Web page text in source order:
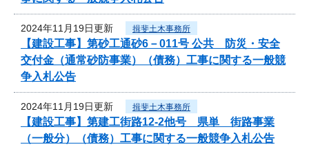
2024年11月19日更新 揖斐土木事務所
【建設工事】第砂工通砂6－011号 公共 防災・安全
交付金（通常砂防事業）（債務）工事に関する一般競
争入札公告
2024年11月19日更新 揖斐土木事務所
【建設工事】第建工街路12-2他号 県単 街路事業
（一般分）（債務）工事に関する一般競争入札公告